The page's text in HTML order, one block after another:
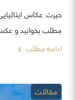
حیرت عکاس
مطلب بخوانید و
ادامه مطلب
مقالات